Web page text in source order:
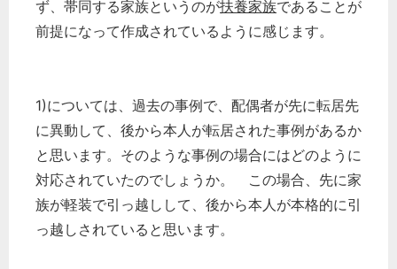
ず、帯同する家族というのが扶養家族であることが
前提になって作成されているように感じます。
1)については、過去の事例で、配偶者が先に転居先
に異動して、後から本人が転居された事例があるか
と思います。そのような事例の場合にはどのように
対応されていたのでしょうか。 この場合、先に家
族が軽装で引っ越しして、後から本人が本格的に引
っ越しされていると思います。